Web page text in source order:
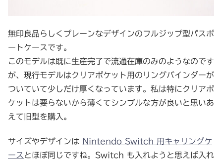
無印良品らしくプレーンなデザインのフルジップ型パスポ
ートケースです。
このモデルは既に生産完了で流通在庫のみのようなのです
が、現行モデルはクリアポケット用のリングバインダーが
ついていて少しだけ厚くなっています。私は特にクリアポ
ケットは要らないから薄くてシンプルな方が良いと思いあ
えて旧型を購入。
サイズやデザインは Nintendo Switch 用キャリングケ
ース とほぼ同じですね。Switch も入れようと思えば入れ